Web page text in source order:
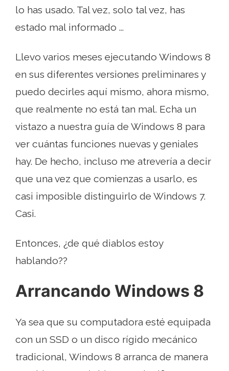
lo has usado. Tal vez, solo tal vez, has
estado mal informado ...
Llevo varios meses ejecutando Windows 8
en sus diferentes versiones preliminares y
puedo decirles aquí mismo, ahora mismo,
que realmente no está tan mal. Echa un
vistazo a nuestra guía de Windows 8 para
ver cuántas funciones nuevas y geniales
hay. De hecho, incluso me atrevería a decir
que una vez que comienzas a usarlo, es
casi imposible distinguirlo de Windows 7.
Casi.
Entonces, ¿de qué diablos estoy
hablando??
Arrancando Windows 8
Ya sea que su computadora esté equipada
con un SSD o un disco rígido mecánico
tradicional, Windows 8 arranca de manera